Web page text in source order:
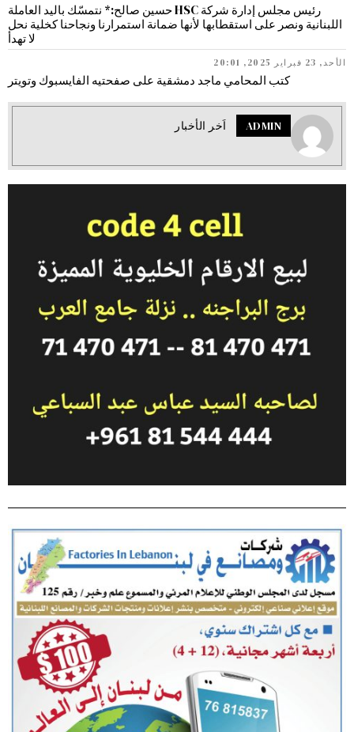
رئيس مجلس إدارة شركة HSC حسين صالح:* نتمسّك باليد العاملة
اللبنانية ونصر على استقطابها لأنها ضمانة استمرارنا ونجاحنا كخلية نحل
لا تهدأ
الأحد, 23 فبراير 2025, 20:01
كتب المحامي ماجد دمشقية على صفحتيه الفايسبوك وتويتر
ADMIN اَخر الأخبار